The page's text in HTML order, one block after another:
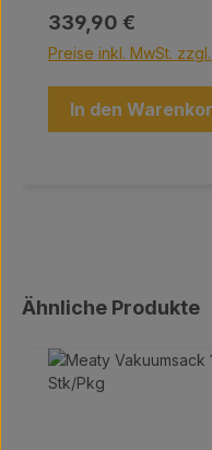
Rollenhalter vereint
Sie zwischen
Vakuumieren. Eine
Schale fängt
ActiSeal3D-System
Regulärer Preis:
339,90 €
Preise inkl. MwSt.
In den
Produktgalerie
Ähnliche Produkte